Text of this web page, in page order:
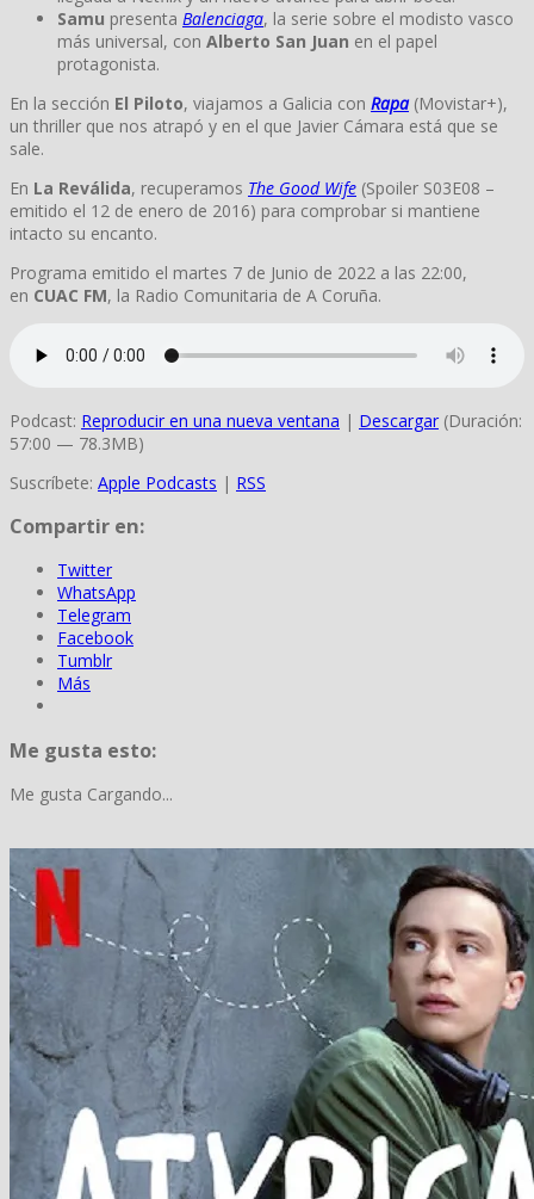
Samu presenta Balenciaga, la serie sobre el modisto vasco
más universal, con Alberto San Juan en el papel
protagonista.
En la sección El Piloto, viajamos a Galicia con Rapa(Movistar+),
un thriller que nos atrapó y en el que Javier Cámara está que se
sale.
En La Reválida, recuperamos The Good Wife (Spoiler S03E08 –
emitido el 12 de enero de 2016) para comprobar si mantiene
intacto su encanto.
Programa emitido el martes 7 de Junio de 2022 a las 22:00,
en CUAC FM, la Radio Comunitaria de A Coruña.
Podcast: Reproducir en una nueva ventana | Descargar (Duración:
57:00 — 78.3MB)
Suscríbete: Apple Podcasts | RSS
Compartir en:
Twitter
WhatsApp
Telegram
Facebook
Tumblr
Más
Me gusta esto:
Me gusta Cargando...